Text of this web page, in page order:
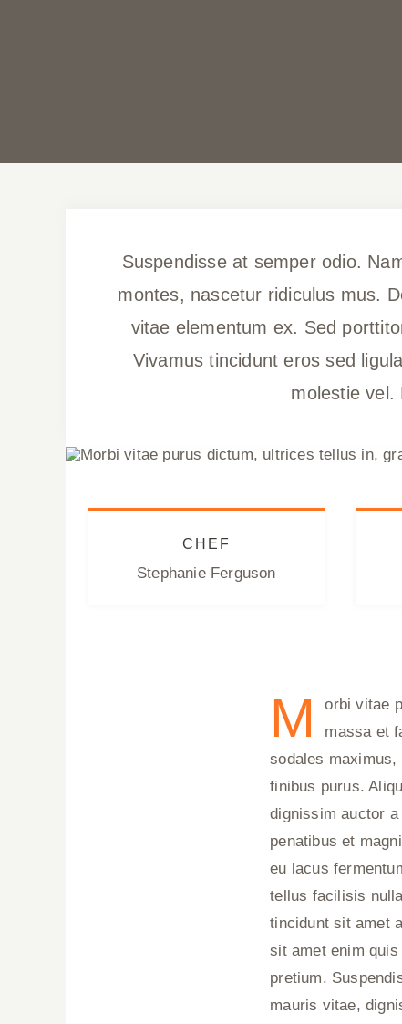
Suspendisse at semper odio.
montes, nascetur ridiculus mus.
vitae elementum ex. Sed
Vivamus tincidunt eros sed
molestie vel.
CHEF
Stephanie Ferguson
M
orbi vitae
massa et
sodales
finibus purus.
dignissim auctor
penatibus et
eu lacus
tellus facilisis
tincidunt sit amet
sit amet enim
pretium.
mauris vitae,